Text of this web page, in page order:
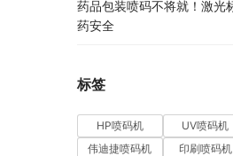
药品包装喷码不将就！激光
药安全
标签
HP喷码机 UV喷码机
伟迪捷喷码机
印刷喷码机